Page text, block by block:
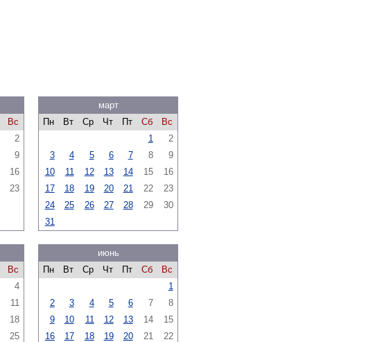
Вс
2
9
16
23
март
Пн
Вт Ср Чт Пт Сб
Вс
1
2
3
4 5 6 7 8
9
10
11 12 13 14 15
16
17
18 19 20 21 22
23
24
25 26 27 28 29
30
31
Вс
4
11
18
25
июнь
Пн
Вт Ср Чт Пт Сб
Вс
1
2
3 4 5 6 7
8
9
10 11 12 13 14
15
16
17 18 19 20 21
22